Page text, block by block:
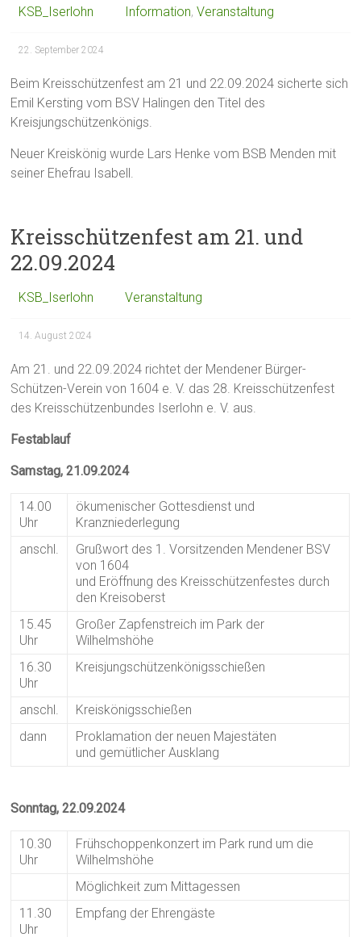
KSB_Iserlohn Information,Veranstaltung
22. September 2024
Beim Kreisschützenfest am 21 und 22.09.2024 sicherte sich
Emil Kersting vom BSV Halingen den Titel des
Kreisjungschützenkönigs.
Neuer Kreiskönig wurde Lars Henke vom BSB Menden mit
seiner Ehefrau Isabell.
Kreisschützenfest am 21. und
22.09.2024
KSB_Iserlohn Veranstaltung
14. August 2024
Am 21. und 22.09.2024 richtet der Mendener Bürger-
Schützen-Verein von 1604 e. V. das 28. Kreisschützenfest
des Kreisschützenbundes Iserlohn e. V. aus.
Festablauf
Samstag, 21.09.2024
14.00
Uhr
ökumenischer Gottesdienst und
Kranzniederlegung
anschl.
Grußwort des 1. Vorsitzenden Mendener BSV
von 1604
und Eröffnung des Kreisschützenfestes durch
den Kreisoberst
15.45
Uhr
Großer Zapfenstreich im Park der
Wilhelmshöhe
16.30
Uhr
Kreisjungschützenkönigsschießen
anschl.
Kreiskönigsschießen
dann
Proklamation der neuen Majestäten
und gemütlicher Ausklang
Sonntag, 22.09.2024
10.30
Uhr
Frühschoppenkonzert im Park rund um die
Wilhelmshöhe
Möglichkeit zum Mittagessen
11.30
Uhr
Empfang der Ehrengäste